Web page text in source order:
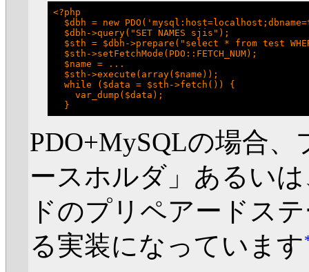
<?php
$dbh = new
  $dbh->query("SET NAMES sjis");
$sth = $dbh->prepare("select * from test
  $sth->setFetchMode(PDO::FETCH_NUM);
  $name = ...
  $sth->execute(array($name));
  while ($data = $sth->fetch()) {
    var_dump($data);
PDO+MySQLの場合
ースホルダ」あるい
ドのプリペアードス
る実装になっています